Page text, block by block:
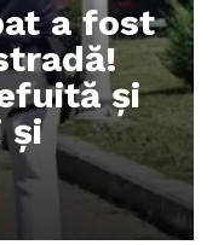
a fost
și
și